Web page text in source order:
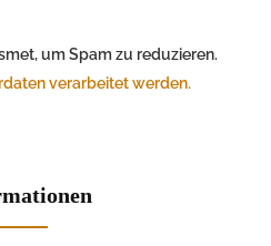
um Spam zu reduzieren.
verarbeitet werden.